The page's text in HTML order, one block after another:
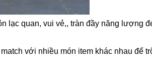
lạc quan, vui vẻ,, tràn đầy năng lượng
với nhiều món item khác nhau để